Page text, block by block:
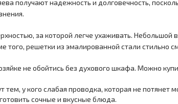
получают надежность и долговечность,
за которой легче ухаживать. Небольшой
того, решетки из эмалированной стали стильно
не обойтись без духового шкафа. Можно
тем, у кого слабая проводка, которая не
сочные и вкусные блюда.